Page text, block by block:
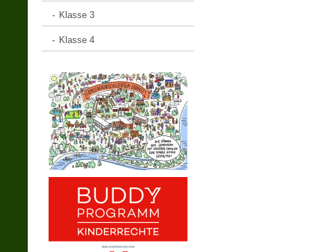
Klasse 3
Klasse 4